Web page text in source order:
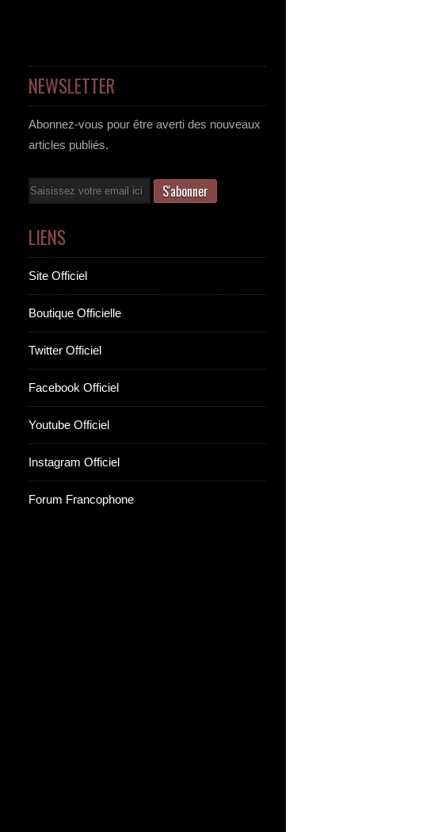
NEWSLETTER
Abonnez-vous pour être averti des nouveaux
articles publiés.
Email
LIENS
Site Officiel
Boutique Officielle
Twitter Officiel
Facebook Officiel
Youtube Officiel
Instagram Officiel
Forum Francophone